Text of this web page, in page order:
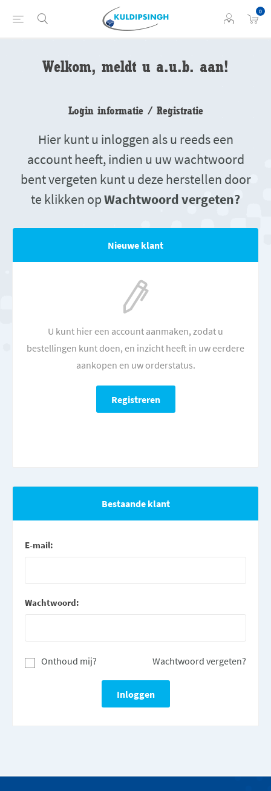
0
Welkom, meldt u a.u.b. aan!
Login informatie / Registratie
Hier kunt u inloggen als u reeds een
account heeft, indien u uw wachtwoord
bent vergeten kunt u deze herstellen door
te klikken opWachtwoord vergeten?
Nieuwe klant
U kunt hier een account aanmaken, zodat u
bestellingen kunt doen, en inzicht heeft in uw eerdere
aankopen en uw orderstatus.
Bestaande klant
E-mail:
Wachtwoord:
Wachtwoord vergeten?
Onthoud mij?